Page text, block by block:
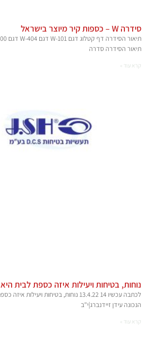
סידרה W – כספות קיר מיוצר בישראל
תיאור הסידרה סדרה
קרא עוד »
נוחות, בטיחות ויעילות איזה כספת לבית
לכתבה עכשיו 14 13.4.22 נוחות, בטיחות
הנכונה עידן זיידנברג|י"ב
קרא עוד »